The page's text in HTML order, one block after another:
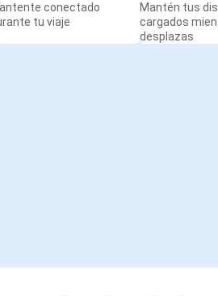
conectado
tu viaje
Mantén tus
cargados
desplazas